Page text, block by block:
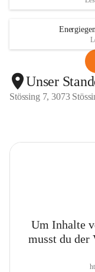
Unser
Stössing 7, 3073
Um Inhalte
musst du der